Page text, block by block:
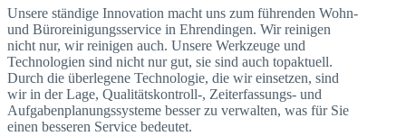
Unsere ständige Innovation macht uns zum führenden Wohn-
und Büroreinigungsservice in Ehrendingen. Wir reinigen
nicht nur, wir reinigen auch. Unsere Werkzeuge und
Technologien sind nicht nur gut, sie sind auch topaktuell.
Durch die überlegene Technologie, die wir einsetzen, sind
wir in der Lage, Qualitätskontroll-, Zeiterfassungs- und
Aufgabenplanungssysteme besser zu verwalten, was für Sie
einen besseren Service bedeutet.